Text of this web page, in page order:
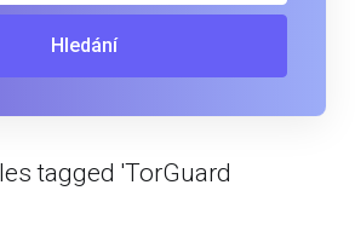
Hledání
tagged 'TorGuard